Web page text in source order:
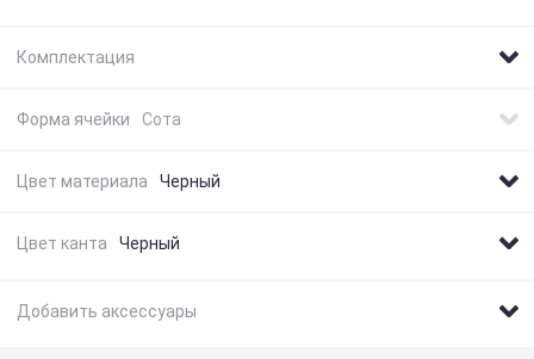
Комплектация
Форма ячейки Сота
Цвет материала Черный
Цвет канта Черный
Добавить аксессуары